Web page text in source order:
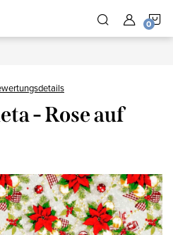
- Rose auf